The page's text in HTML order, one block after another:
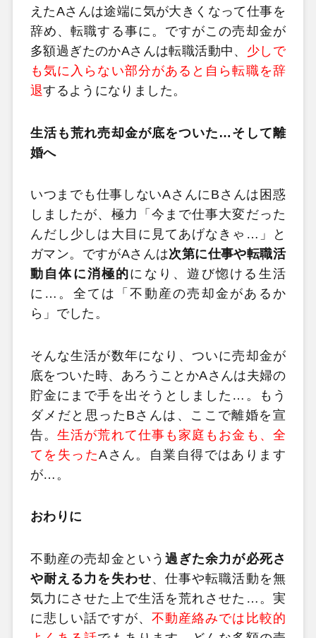
えたAさんは途端に気が大きくなって仕事を
辞め、転職する事に。ですがこの売却金が
多額過ぎたのかAさんは転職活動中、 少しで
も気に入らない部分があると自ら転職を辞
退するようになりました。
生活も荒れ売却金が底をついた…そして離
婚へ
いつまでも仕事しないAさんにBさんは困惑
しましたが、極力「今まで仕事大変だった
んだし少しは大目に見てあげなきゃ…」と
ガマン。ですがAさんは次第に仕事や転職活
動自体に消極的になり、遊び惚ける生活
に…。全ては「不動産の売却金があるか
ら」でした。
そんな生活が数年になり、ついに売却金が
底をついた時、あろうことかAさんは夫婦の
貯金にまで手を出そうとしました…。もう
ダメだと思ったBさんは、ここで離婚を宣
告。生活が荒れて仕事も家庭もお金も、全
てを失ったAさん。自業自得ではあります
が…。
おわりに
不動産の売却金という 過ぎた余力が必死さ
や耐える力を失わせ、仕事や転職活動を無
気力にさせた上で生活を荒れさせた…。実
に悲しい話ですが、 不動産絡みでは比較的